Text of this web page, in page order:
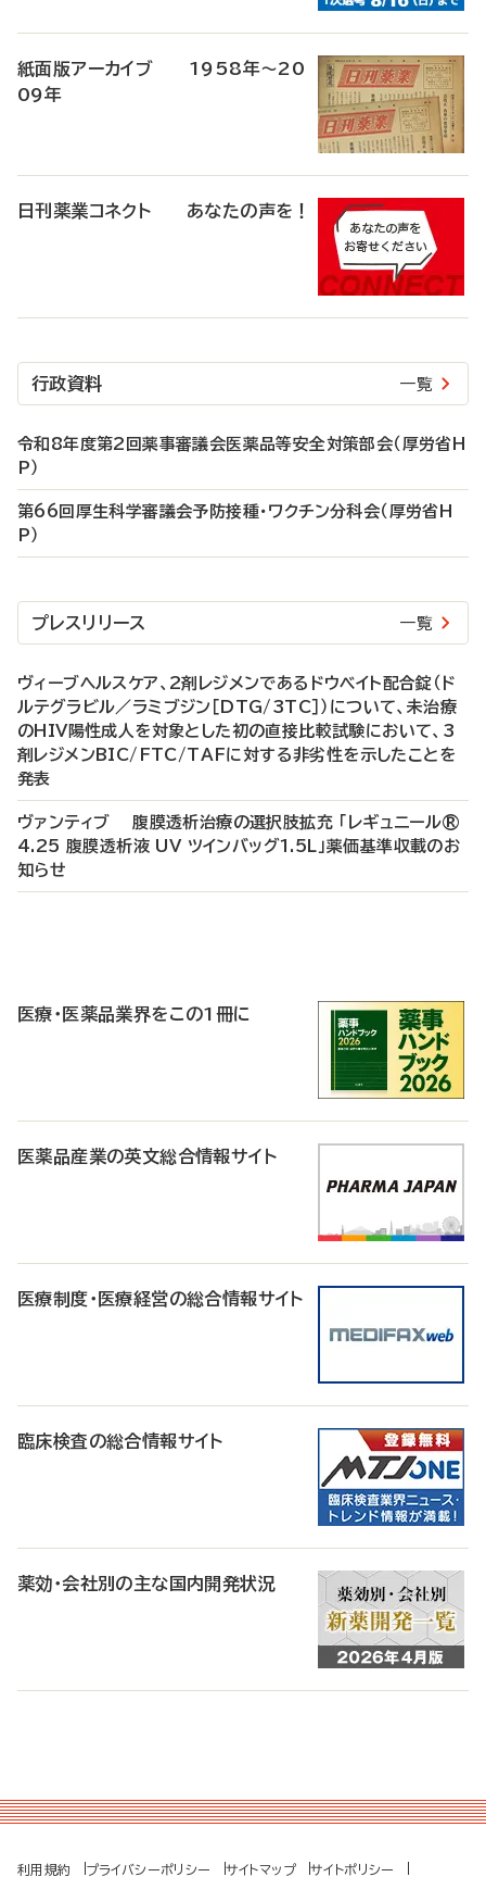
紙面版アーカイブ 1958年～20
09年
日刊薬業コネクト あなたの声を！
行政資料 一覧
令和8年度第2回薬事審議会医薬品等安全対策部会（厚労省H
P）
第66回厚生科学審議会予防接種・ワクチン分科会（厚労省H
P）
プレスリリース 一覧
ヴィーブヘルスケア、2剤レジメンであるドウベイト配合錠（ド
ルテグラビル／ラミブジン［DTG/3TC］）について、未治療
のHIV陽性成人を対象とした初の直接比較試験において、3
剤レジメンBIC/FTC/TAFに対する非劣性を示したことを
発表
ヴァンティブ 腹膜透析治療の選択肢拡充 「レギュニール®
4.25 腹膜透析液 UV ツインバッグ1.5L」薬価基準収載のお
知らせ
医療・医薬品業界をこの1冊に
医薬品産業の英文総合情報サイト
医療制度・医療経営の総合情報サイト
臨床検査の総合情報サイト
薬効・会社別の主な国内開発状況
利用規約 プライバシーポリシー サイトマップ サイトポリシー